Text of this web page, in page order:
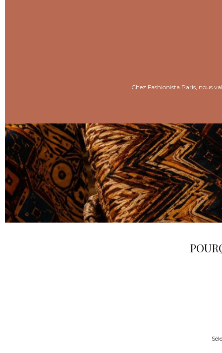
Chez Fashionista Paris, nous